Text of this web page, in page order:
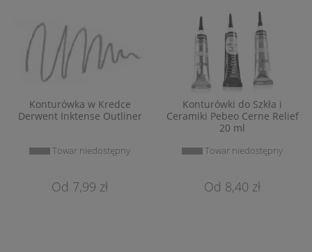
Konturówka w Kredce
Derwent Inktense Outliner
Towar niedostępny
7,99 zł
Konturówki do Szkła i
Ceramiki Pebeo Cerne Relief
20 ml
Towar niedostępny
8,40 zł